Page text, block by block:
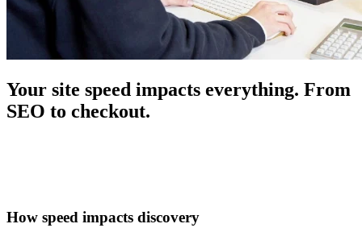
Your site speed impacts everything. From
SEO to checkout.
How speed impacts discovery